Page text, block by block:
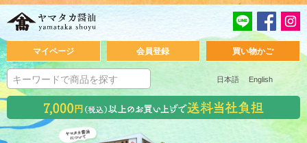
マイページ 会員登録 買い物かご
日本語 English